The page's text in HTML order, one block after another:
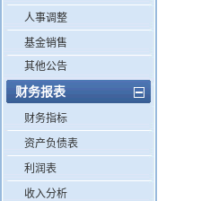
人事调整
基金销售
其他公告
财务报表
财务指标
资产负债表
利润表
收入分析